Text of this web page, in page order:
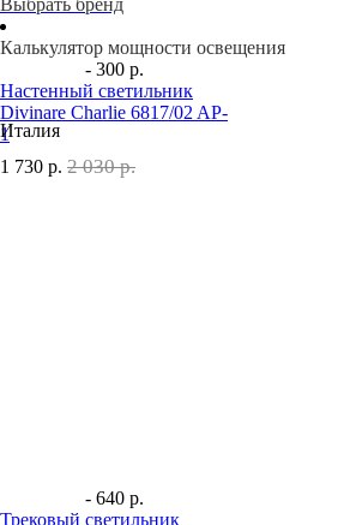
Выбрать бренд
Калькулятор мощности освещения
- 300 р.
Настенный светильник
Divinare Charlie 6817/02 AP-
1
Италия
1 730 р. 2 030 р.
- 640 р.
Трековый светильник